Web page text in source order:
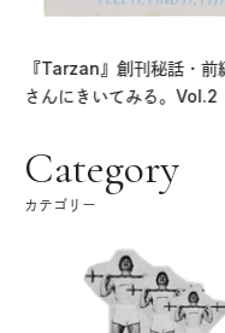
『Tarzan』創刊秘話・前
さんにきいてみる。Vol.2
Category
カテゴリー